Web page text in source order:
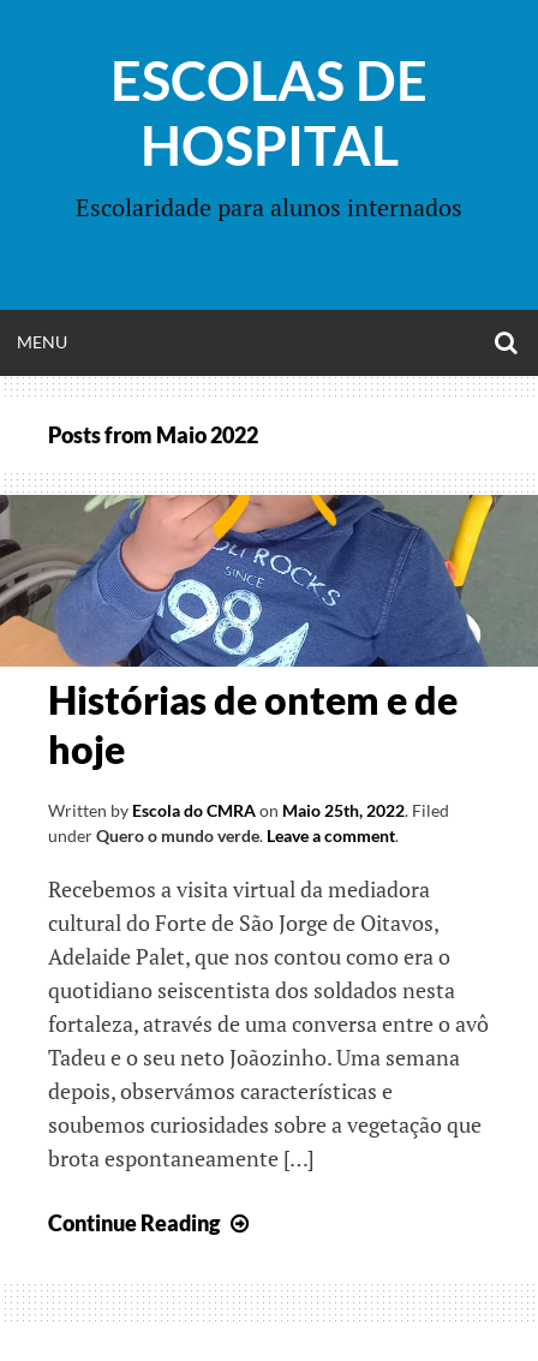
ESCOLAS DE
HOSPITAL
Escolaridade para alunos internados
MENU
MENU
Posts from Maio 2022
Histórias de ontem e de
hoje
Written by Escola do CMRAon Maio 25th, 2022. Filed
underQuero o mundo verde. Leave a comment.
Recebemos a visita virtual da mediadora
cultural do Forte de São Jorge de Oitavos,
Adelaide Palet, que nos contou como era o
quotidiano seiscentista dos soldados nesta
fortaleza, através de uma conversa entre o avô
Tadeu e o seu neto Joãozinho. Uma semana
depois, observámos características e
soubemos curiosidades sobre a vegetação que
brota espontaneamente […]
Continue Reading
ontem
e